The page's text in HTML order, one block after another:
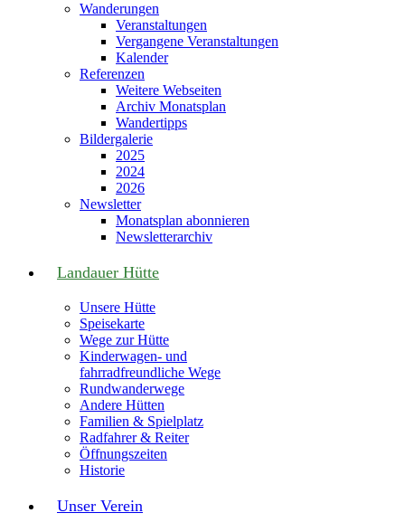
Wanderungen
Veranstaltungen
Vergangene Veranstaltungen
Kalender
Referenzen
Weitere Webseiten
Archiv Monatsplan
Wandertipps
Bildergalerie
2025
2024
2026
Newsletter
Monatsplan abonnieren
Newsletterarchiv
Landauer Hütte
Unsere Hütte
Speisekarte
Wege zur Hütte
Kinderwagen- und
fahrradfreundliche Wege
Rundwanderwege
Andere Hütten
Familien & Spielplatz
Radfahrer & Reiter
Öffnungszeiten
Historie
Unser Verein